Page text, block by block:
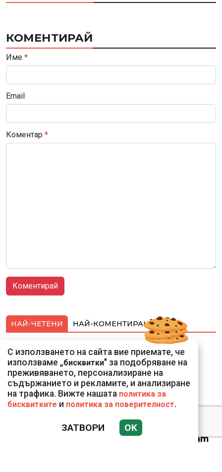
КОМЕНТИРАЙ
Име *
Email
Коментар *
НАЙ-ЧЕТЕНИ НАЙ-КОМЕНТИРАНИ
Подводни кадри от
Корфу разкриха
тревожна картина
Веригите пробутват
С използването на сайта вие приемате, че
използваме „бисквитки" за подобряване на
преживяването, персонализиране на
съдържанието и рекламите, и анализиране
на трафика. Вижте нашата политика за
бисквитките и политика за поверителност.
ЗАТВОРИ OK